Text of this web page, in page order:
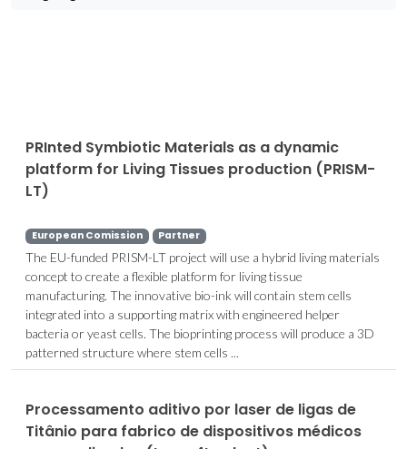
PRInted Symbiotic Materials as a dynamic
platform for Living Tissues production (PRISM-
LT)
European Comission Partner
The EU-funded PRISM-LT project will use a hybrid living materials
concept to create a flexible platform for living tissue
manufacturing. The innovative bio-ink will contain stem cells
integrated into a supporting matrix with engineered helper
bacteria or yeast cells. The bioprinting process will produce a 3D
patterned structure where stem cells ...
Processamento aditivo por laser de ligas de
Titânio para fabrico de dispositivos médicos